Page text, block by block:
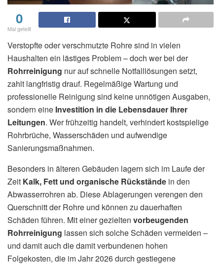
0
Mal geteilt
Verstopfte oder verschmutzte Rohre sind in vielen
Haushalten ein lästiges Problem – doch wer bei der
Rohrreinigung nur auf schnelle Notfalllösungen setzt,
zahlt langfristig drauf. Regelmäßige Wartung und
professionelle Reinigung sind keine unnötigen Ausgaben,
sondern eine Investition in die Lebensdauer Ihrer
Leitungen. Wer frühzeitig handelt, verhindert kostspielige
Rohrbrüche, Wasserschäden und aufwendige
Sanierungsmaßnahmen.
Besonders in älteren Gebäuden lagern sich im Laufe der
Zeit Kalk, Fett und organische Rückstände in den
Abwasserrohren ab. Diese Ablagerungen verengen den
Querschnitt der Rohre und können zu dauerhaften
Schäden führen. Mit einer gezielten vorbeugenden
Rohrreinigung lassen sich solche Schäden vermeiden –
und damit auch die damit verbundenen hohen
Folgekosten, die im Jahr 2026 durch gestiegene